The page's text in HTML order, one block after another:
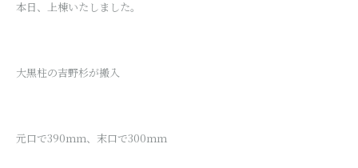
本日、上棟いたしました。
大黒柱の吉野杉が搬入
元口で390ｍｍ、末口で300ｍｍ